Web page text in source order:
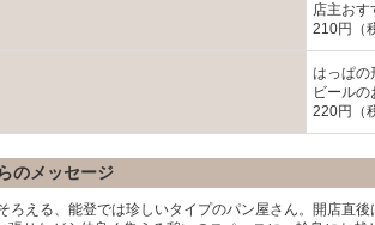
店主おす
210円（
はっぱの
ビール
220円（
のメッセージ
ろえる、能登では珍しいタイプのパン屋さん。開店直